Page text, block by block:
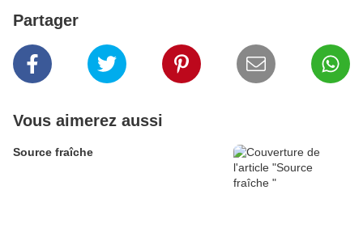
Partager
Vous aimerez aussi
Source fraîche